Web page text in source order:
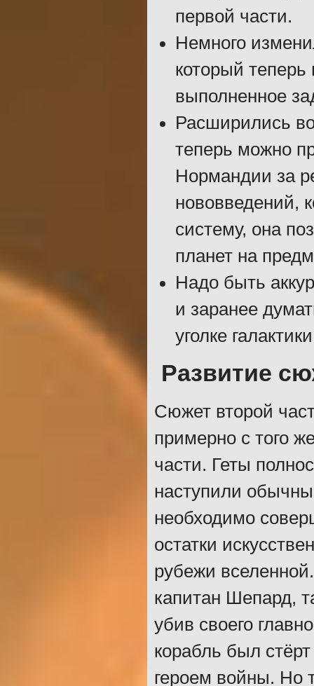
первой части.
Немного
который
выполненное
Расширились
теперь можно
Нормандии за
нововведений,
систему, она
планет на
Надо быть
и заранее
уголке
Развитие
Сюжет второй
примерно с того
части. Геты
наступили
необходимо
остатки
рубежи
капитан Шепард,
убив своего
корабль был
героем войны. Но